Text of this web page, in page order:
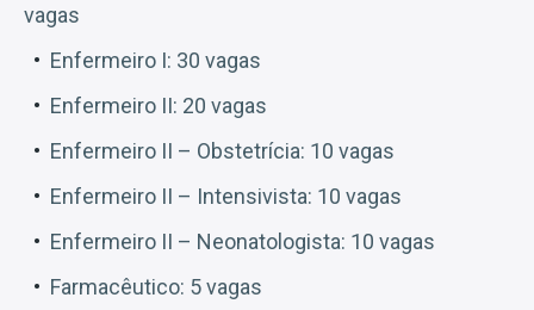
vagas
Enfermeiro I: 30 vagas
Enfermeiro II: 20 vagas
Enfermeiro II – Obstetrícia: 10 vagas
Enfermeiro II – Intensivista: 10 vagas
Enfermeiro II – Neonatologista: 10 vagas
Farmacêutico: 5 vagas